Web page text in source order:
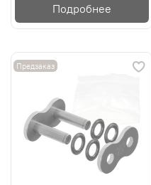
Подробнее
Предзаказ